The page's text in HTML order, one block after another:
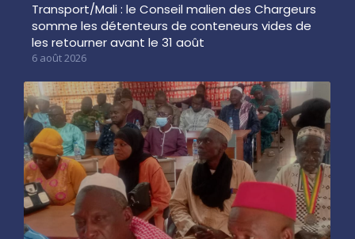
Transport/Mali : le Conseil malien des Chargeurs
somme les détenteurs de conteneurs vides de
les retourner avant le 31 août
6 août 2026